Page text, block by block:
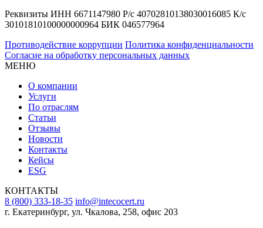
Реквизиты ИНН 6671147980 Р/с 40702810138030016085 К/с
30101810100000000964 БИК 046577964
Противодействие коррупции Политика конфиденциальности
Согласие на обработку персональных данных
МЕНЮ
О компании
Услуги
По отраслям
Статьи
Отзывы
Новости
Контакты
Кейсы
ESG
КОНТАКТЫ
8 (800) 333-18-35 info@intecocert.ru
г. Екатеринбург, ул. Чкалова, 258, офис 203